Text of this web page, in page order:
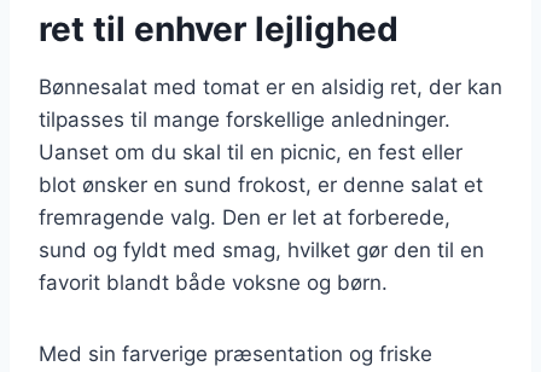
ret til enhver lejlighed
Bønnesalat med tomat er en alsidig ret, der kan
tilpasses til mange forskellige anledninger.
Uanset om du skal til en picnic, en fest eller
blot ønsker en sund frokost, er denne salat et
fremragende valg. Den er let at forberede,
sund og fyldt med smag, hvilket gør den til en
favorit blandt både voksne og børn.
Med sin farverige præsentation og friske